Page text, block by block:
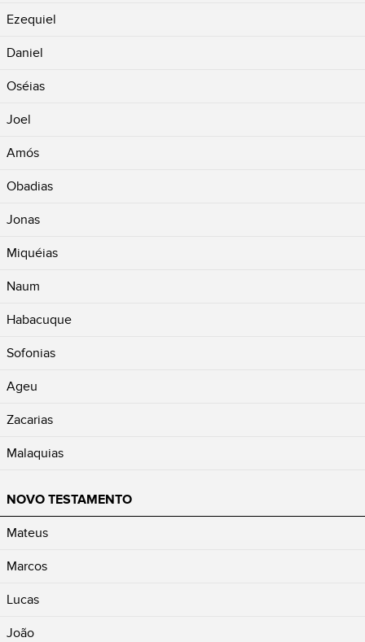
Ezequiel
Daniel
Oséias
Joel
Amós
Obadias
Jonas
Miquéias
Naum
Habacuque
Sofonias
Ageu
Zacarias
Malaquias
NOVO TESTAMENTO
Mateus
Marcos
Lucas
João